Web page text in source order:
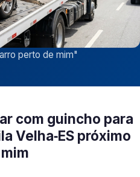
perto de mim"
com guincho para
Velha‑ES próximo